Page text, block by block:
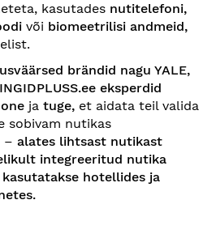
kasutades nutitelefoni,
või biomeetrilisi andmeid,
brändid nagu YALE,
eksperdid
ja tuge, et aidata teil valida
sobivam nutikas
– alates lihtsast nutikast
integreeritud nutika
hotellides ja